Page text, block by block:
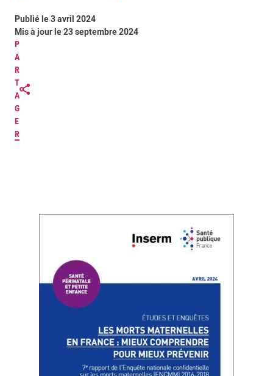
P
A
R
T
A
G
E
R
Publié le 3 avril 2024
Mis à jour le 23 septembre 2024